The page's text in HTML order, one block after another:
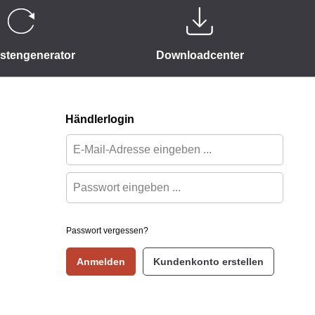
Downloadcenter
Händlerlogin
Passwort vergessen?
Anmelden Kundenkonto erstellen